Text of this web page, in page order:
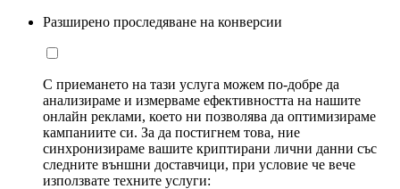
Разширено проследяване на конверсии
С приемането на тази услуга можем по-добре да
анализираме и измерваме ефективността на нашите
онлайн реклами, което ни позволява да оптимизираме
кампаниите си. За да постигнем това, ние
синхронизираме вашите криптирани лични данни със
следните външни доставчици, при условие че вече
използвате техните услуги: